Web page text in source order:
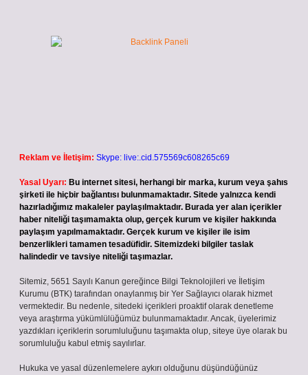
Reklam ve İletişim: Skype: live:.cid.575569c608265c69
Yasal Uyarı: Bu internet sitesi, herhangi bir marka, kurum veya şahıs
şirketi ile hiçbir bağlantısı bulunmamaktadır. Sitede yalnızca kendi
hazırladığımız makaleler paylaşılmaktadır. Burada yer alan içerikler
haber niteliği taşımamakta olup, gerçek kurum ve kişiler hakkında
paylaşım yapılmamaktadır. Gerçek kurum ve kişiler ile isim
benzerlikleri tamamen tesadüfidir. Sitemizdeki bilgiler taslak
halindedir ve tavsiye niteliği taşımazlar.
Sitemiz, 5651 Sayılı Kanun gereğince Bilgi Teknolojileri ve İletişim
Kurumu (BTK) tarafından onaylanmış bir Yer Sağlayıcı olarak hizmet
vermektedir. Bu nedenle, sitedeki içerikleri proaktif olarak denetleme
veya araştırma yükümlülüğümüz bulunmamaktadır. Ancak, üyelerimiz
yazdıkları içeriklerin sorumluluğunu taşımakta olup, siteye üye olarak bu
sorumluluğu kabul etmiş sayılırlar.
Hukuka ve yasal düzenlemelere aykırı olduğunu düşündüğünüz